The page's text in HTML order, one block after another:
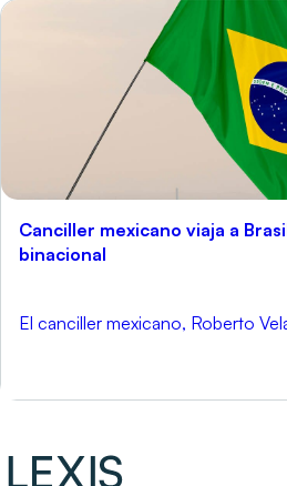
Canciller mexicano viaja a
binacional
El canciller mexicano, Roberto